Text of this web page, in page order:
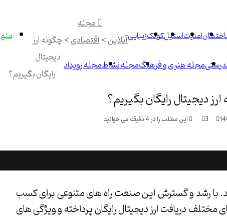
منو امنیتاستیلکودکزیبایی
مجله هنری و فرهنگمجله نشاطمجله رویداد
مجله
آنلاین>اقتصادی>چگونه ارز
دیجیتال
رایگان بگیریم؟
دیجیتال رایگان بگیریم؟
3 این مطلب را در 4 دقیقه می خوانید
با رشد و گسترش این صنعت راه های متنوعی برای کسب
دریافت ارز دیجیتال رایگان پرداخته و ویژگی های